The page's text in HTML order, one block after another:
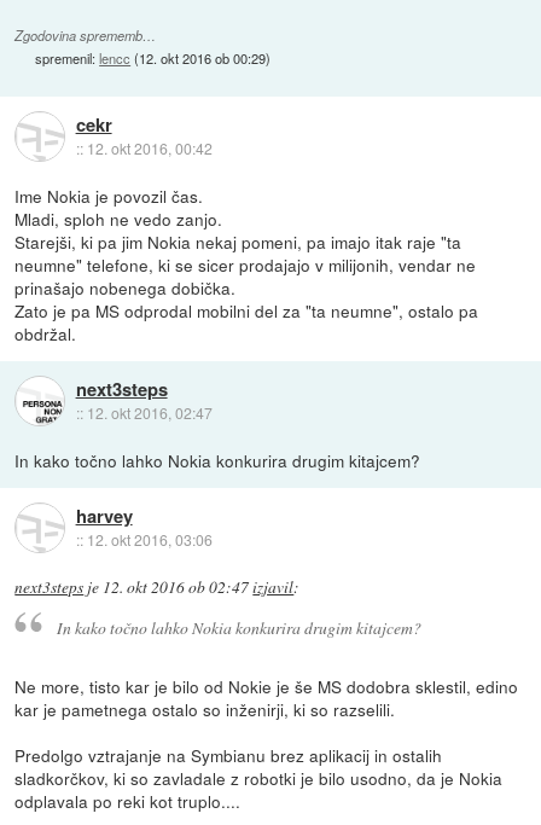
Zgodovina sprememb…
spremenil:lencc (12. okt 2016 ob 00:29)
cekr
:: 12. okt 2016, 00:42
Ime Nokia je povozil čas.
Mladi, sploh ne vedo zanjo.
Starejši, ki pa jim Nokia nekaj pomeni, pa imajo itak raje "ta
neumne" telefone, ki se sicer prodajajo v milijonih, vendar ne
prinašajo nobenega dobička.
Zato je pa MS odprodal mobilni del za "ta neumne", ostalo pa
obdržal.
next3steps
:: 12. okt 2016, 02:47
In kako točno lahko Nokia konkurira drugim kitajcem?
harvey
:: 12. okt 2016, 03:06
next3steps je 12. okt 2016 ob 02:47izjavil:
In kako točno lahko Nokia konkurira drugim kitajcem?
Ne more, tisto kar je bilo od Nokie je še MS dodobra sklestil, edino
kar je pametnega ostalo so inženirji, ki so razselili.
Predolgo vztrajanje na Symbianu brez aplikacij in ostalih
sladkorčkov, ki so zavladale z robotki je bilo usodno, da je Nokia
odplavala po reki kot truplo....